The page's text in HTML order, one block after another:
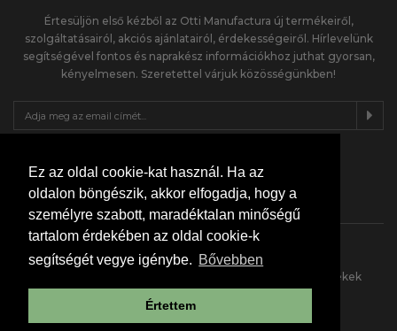
Ez az oldal cookie-kat használ. Ha az
oldalon böngészik, akkor elfogadja, hogy a
személyre szabott, maradéktalan minőségű
tartalom érdekében az oldal cookie-k
segítségét vegye igénybe. Bővebben
Értettem
Értesüljön első kézből az Otti Manufactura új termékeiről,
szolgáltatásairól, akciós ajánlatairól, érdekességeiről. Hírlevelünk
segítségével fontos és naprakész információkhoz juthat gyorsan,
kényelmesen. Szeretettel várjuk közösségünkben!
KÖVESS MINKET INSTÁN
Otti Manufactura, teljes körű tervezés, kivitelezés, termékek
© 2026 Otti Manufactura